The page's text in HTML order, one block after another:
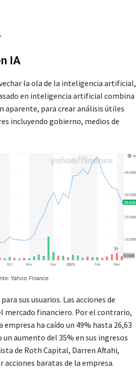
IA
la ola de la inteligencia artificial,
en inteligencia artificial combina
aparente, para crear análisis útiles
incluyendo gobierno, medios de
Yahoo Finance
sus usuarios. Las acciones de
mercado financiero. Por el contrario,
ha caído un 49% hasta 26,63
aumento del 35% en sus ingresos
de Roth Capital, Darren Aftahi,
baratas de la empresa.